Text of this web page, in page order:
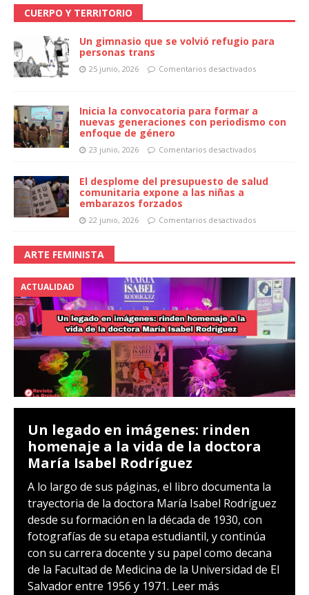
CUERPO Y TERRITORIO
Un gimnasio que se volvió refugio para
personas trans
25 junio, 2026 Comentarios desactivados
Inicia la convocatoria para formar a
nuevas generaciones con periodismo con
enfoque de género
23 junio, 2026 Comentarios desactivados
El desplome del presupuesto de salud
comunitaria expone a las niñas a
embarazos forzados
22 junio, 2026 Comentarios desactivados
ARTE FEMINISTA
ACTUALIDAD
Un legado en imágenes: rinden
homenaje a la vida de la doctora
María Isabel Rodríguez
A lo largo de sus páginas, el libro documenta la
trayectoria de la doctora María Isabel Rodríguez
desde su formación en la década de 1930, con
fotografías de su etapa estudiantil, y continúa
con su carrera docente y su papel como decana
de la Facultad de Medicina de la Universidad de El
Salvador entre 1956 y 1971. Leer más